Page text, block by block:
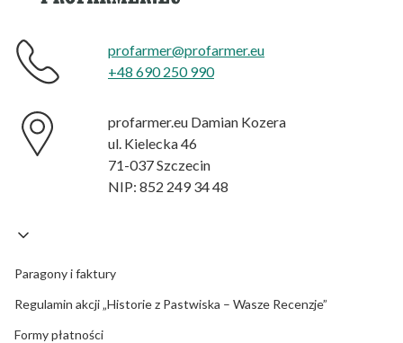
profarmer@profarmer.eu
+48 690 250 990
profarmer.eu Damian Kozera
ul. Kielecka 46
71-037 Szczecin
NIP: 852 249 34 48
Paragony i faktury
Regulamin akcji „Historie z Pastwiska – Wasze Recenzje”
Formy płatności